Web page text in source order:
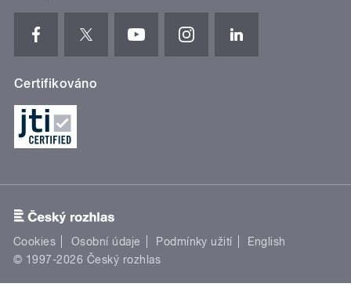
Certifikováno
Cookies Osobní údaje Podmínky užití
English
© 1997-2026 Český rozhlas